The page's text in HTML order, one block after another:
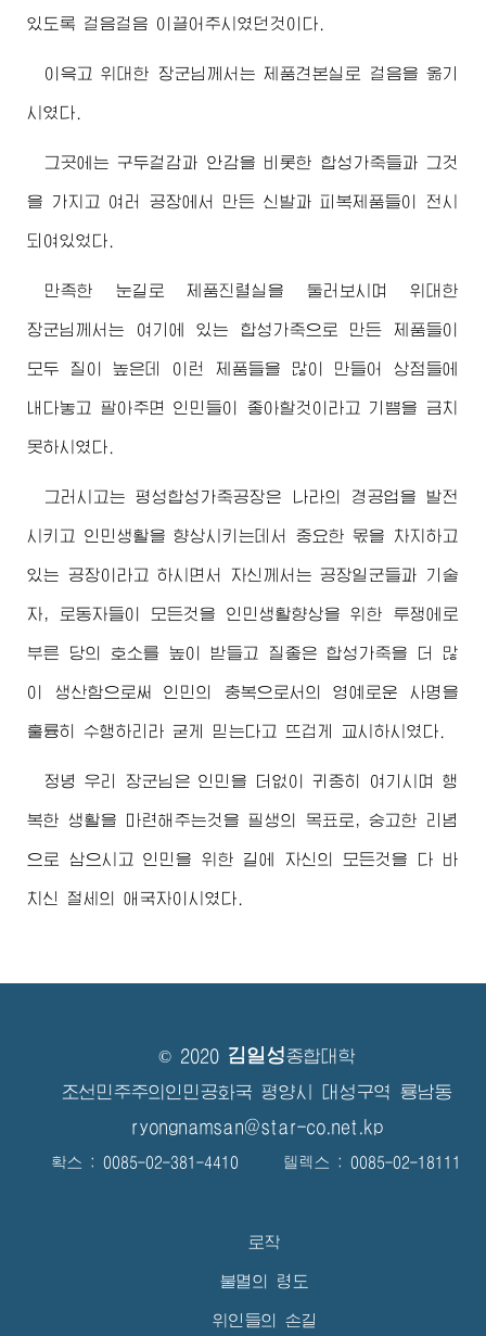
있도록 걸음걸음 이끌어주시였던것이다.
이윽고위대한 장군님께서 는 제품견본실로 걸음을 옮기
시였다.
그곳에는 구두겉감과 안감을 비롯한 합성가죽들과 그것
을 가지고 여러 공장에서 만든 신발과 피복제품들이 전시
되여있었다.
만족한 눈길로 제품진렬실을 둘러보시며 위대한
장군님께서 는 여기에 있는 합성가죽으로 만든 제품들이
모두 질이 높은데 이런 제품들을 많이 만들어 상점들에
내다놓고 팔아주면 인민들이 좋아할것이라고 기쁨을 금치
못하시였다.
그러시고는 평성합성가죽공장은 나라의 경공업을 발전
시키고 인민생활을 향상시키는데서 중요한 몫을 차지하고
있는 공장이라고 하시면서 자신께서는 공장일군들과 기술
자, 로동자들이 모든것을 인민생활향상을 위한 투쟁에로
부른 당의 호소를 높이 받들고 질좋은 합성가죽을 더 많
이 생산함으로써 인민의 충복으로서의 영예로운 사명을
훌륭히 수행하리라 굳게 믿는다고 뜨겁게 교시하시였다.
정녕 우리 장군님 은 인민을 더없이 귀중히 여기시며 행
복한 생활을 마련해주는것을 필생의 목표로, 숭고한 리념
으로 삼으시고 인민을 위한 길에 자신의 모든것을 다 바
치신 절세의 애국자이시였다.
© 2020 김일성종합대학
조선민주주의인민공화국 평양시 대성구역 룡남동
ryongnamsan@star-co.net.kp
확스 : 0085-02-381-4410 텔렉스 : 0085-02-18111
로작
불멸의 령도
위인들의 손길